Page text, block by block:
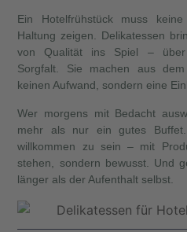
Ein Hotelfrühstück muss
Haltung zeigen. Delikatessen
von Qualität ins Spiel – über
Sorgfalt. Sie machen aus
keinen Aufwand, sondern eine
Wer morgens mit Bedacht
mehr als nur ein gutes
willkommen zu sein – mit
stehen, sondern bewusst. Und
länger als der Aufenthalt selbst.